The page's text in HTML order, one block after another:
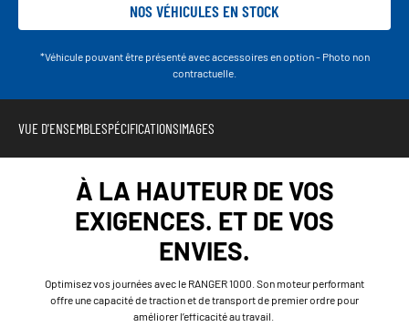
NOS VÉHICULES EN STOCK
*Véhicule pouvant être présenté avec accessoires en option - Photo non
contractuelle.
VUE D'ENSEMBLESPÉCIFICATIONSIMAGES
À LA HAUTEUR DE VOS
EXIGENCES. ET DE VOS
ENVIES.
Optimisez vos journées avec le RANGER 1000. Son moteur performant
offre une capacité de traction et de transport de premier ordre pour
améliorer l’efficacité au travail.